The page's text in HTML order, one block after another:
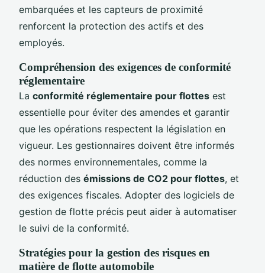
embarquées et les capteurs de proximité
renforcent la protection des actifs et des
employés.
Compréhension des exigences de conformité
réglementaire
La conformité réglementaire pour flottes est
essentielle pour éviter des amendes et garantir
que les opérations respectent la législation en
vigueur. Les gestionnaires doivent être informés
des normes environnementales, comme la
réduction des émissions de CO2 pour flottes, et
des exigences fiscales. Adopter des logiciels de
gestion de flotte précis peut aider à automatiser
le suivi de la conformité.
Stratégies pour la gestion des risques en
matière de flotte automobile